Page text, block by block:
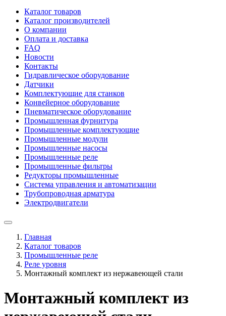
Каталог товаров
Каталог производителей
О компании
Оплата и доставка
FAQ
Новости
Контакты
Гидравлическое оборудование
Датчики
Комплектующие для станков
Конвейерное оборудование
Пневматическое оборудование
Промышленная фурнитура
Промышленные комплектующие
Промышленные модули
Промышленные насосы
Промышленные реле
Промышленные фильтры
Редукторы промышленные
Система управления и автоматизации
Трубопроводная арматура
Электродвигатели
Главная
Каталог товаров
Промышленные реле
Реле уровня
Монтажный комплект из нержавеющей стали
Монтажный комплект из